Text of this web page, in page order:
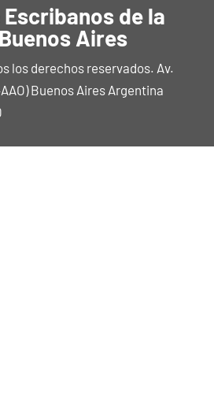
de la
Aires
los derechos reservados. Av.
Buenos Aires Argentina